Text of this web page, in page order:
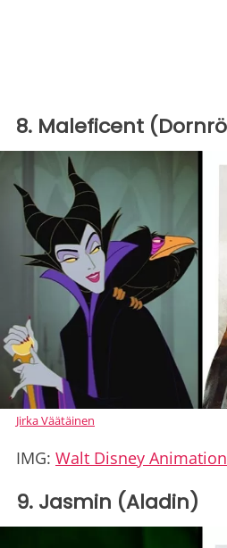
8. Maleficent
Jirka Väätäinen
IMG: Walt Disney
9. Jasmin (Aladin)